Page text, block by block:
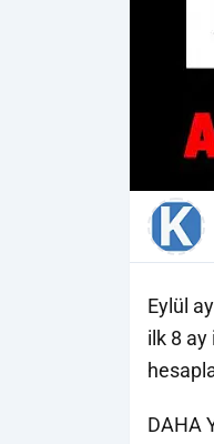
Eylül
ilk 8 ay
DAHA